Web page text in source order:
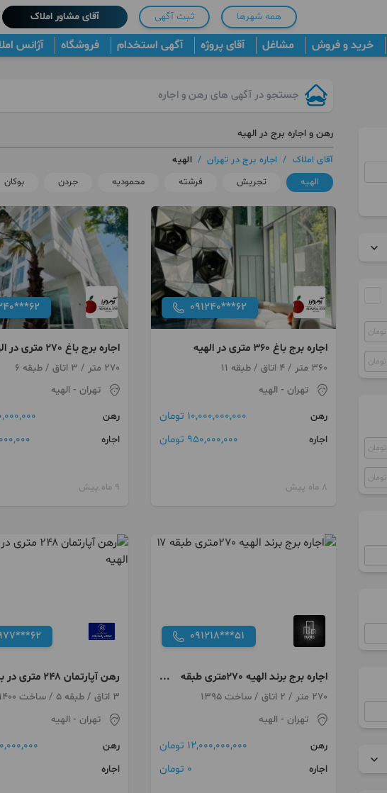
همه شهرها ثبت آگهی آقای مشاور املاک
خرید و فروش مشاغل آقای پروژه آگهی استخدام فروشگاه آژانس
تومان
تومان
تومان
تومان
رهن و اجاره برج در الهیه
آقای املاک / اجاره برج در تهران / الهیه
الهیه
تجریش فرشته محمودیه جردن بوکان
091240***62
اجاره برج باغ 360 متری در الهیه
360 متر / 4 اتاق / طبقه 11
تهران - الهیه
رهن
10,000,000,000 تومان
اجاره 950,000,000 تومان
8 ماه پیش
اجاره برج باغ 270 متری در الهیه
270 متر / 3 اتاق / طبقه 6
تهران- الهیه
رهن
اجاره
9 ماه پیش
091218***51
اجاره برج برند الهیه 270متری طبقه
۱۷
270 متر / 2 اتاق / ساخت 1395
تهران - الهیه
رهن
12,000,000,000 تومان
اجاره 0 تومان
رهن آپارتمان ۲۴۸
الهیه
3 اتاق / طبقه 5 / ساخت 1400
تهران- الهیه
رهن
اجاره